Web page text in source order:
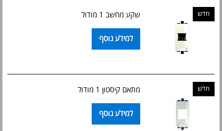
חדש שקע מחשב 1 מודול
למידע נוסף
חדש מתאם קיסטון 1 מודול
למידע נוסף